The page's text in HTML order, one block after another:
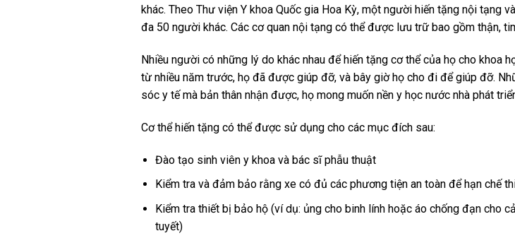
khác. Theo Thư viện Y khoa Quốc gia Hoa Kỳ, một người hiến tặng nội tạng
đa 50 người khác. Các cơ quan nội tạng có thể được lưu trữ bao gồm thận,
Nhiều người có những lý do khác nhau để hiến tặng cơ thể của họ cho khoa
từ nhiều năm trước, họ đã được giúp đỡ, và bây giờ họ cho đi để giúp đỡ.
sóc y tế mà bản thân nhận được, họ mong muốn nền y học nước nhà phát
Cơ thể hiến tặng có thể được sử dụng cho các mục đích sau:
Đào tạo sinh viên y khoa và bác sĩ phẫu thuật
Kiểm tra và đảm bảo rằng xe có đủ các phương tiện an toàn để hạn chế
Kiểm tra thiết bị bảo hộ (ví dụ: ủng cho binh lính hoặc áo chống đạn cho
tuyết)